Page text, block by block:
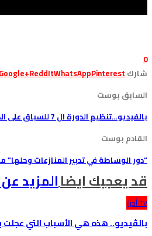
0
شارك
Google+ReddItWhatsAppPinterest
السابق بوست
بالفيديو…تنظيم الدورة ال 7 للسباق على الطريق بمراكش
القادم بوست
“دور الوساطة في تدبير المنازعات
قد يعجبك ايضاالمزيد
TV أحرار
بالڤيديو.. هذه هي الأسباب التي